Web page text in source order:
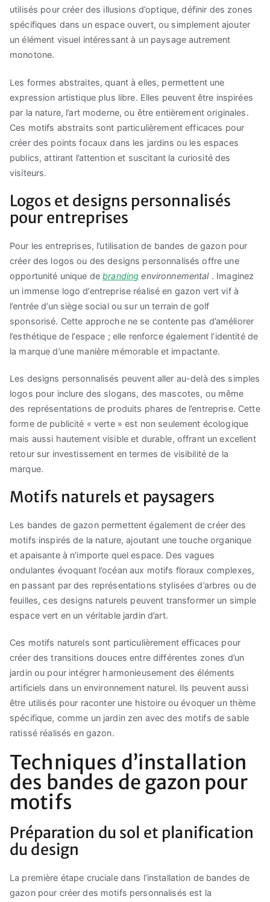
utilisés pour créer des illusions d’optique, définir des zones
spécifiques dans un espace ouvert, ou simplement ajouter
un élément visuel intéressant à un paysage autrement
monotone.
Les formes abstraites, quant à elles, permettent une
expression artistique plus libre. Elles peuvent être inspirées
par la nature, l’art moderne, ou être entièrement originales.
Ces motifs abstraits sont particulièrement efficaces pour
créer des points focaux dans les jardins ou les espaces
publics, attirant l’attention et suscitant la curiosité des
visiteurs.
Logos et designs personnalisés
pour entreprises
Pour les entreprises, l’utilisation de bandes de gazon pour
créer des logos ou des designs personnalisés offre une
opportunité unique debranding environnemental . Imaginez
un immense logo d’entreprise réalisé en gazon vert vif à
l’entrée d’un siège social ou sur un terrain de golf
sponsorisé. Cette approche ne se contente pas d’améliorer
l’esthétique de l’espace ; elle renforce également l’identité de
la marque d’une manière mémorable et impactante.
Les designs personnalisés peuvent aller au-delà des simples
logos pour inclure des slogans, des mascotes, ou même
des représentations de produits phares de l’entreprise. Cette
forme de publicité « verte » est non seulement écologique
mais aussi hautement visible et durable, offrant un excellent
retour sur investissement en termes de visibilité de la
marque.
Motifs naturels et paysagers
Les bandes de gazon permettent également de créer des
motifs inspirés de la nature, ajoutant une touche organique
et apaisante à n’importe quel espace. Des vagues
ondulantes évoquant l’océan aux motifs floraux complexes,
en passant par des représentations stylisées d’arbres ou de
feuilles, ces designs naturels peuvent transformer un simple
espace vert en un véritable jardin d’art.
Ces motifs naturels sont particulièrement efficaces pour
créer des transitions douces entre différentes zones d’un
jardin ou pour intégrer harmonieusement des éléments
artificiels dans un environnement naturel. Ils peuvent aussi
être utilisés pour raconter une histoire ou évoquer un thème
spécifique, comme un jardin zen avec des motifs de sable
ratissé réalisés en gazon.
Techniques d’installation
des bandes de gazon pour
motifs
Préparation du sol et planification
du design
La première étape cruciale dans l’installation de bandes de
gazon pour créer des motifs personnalisés est la